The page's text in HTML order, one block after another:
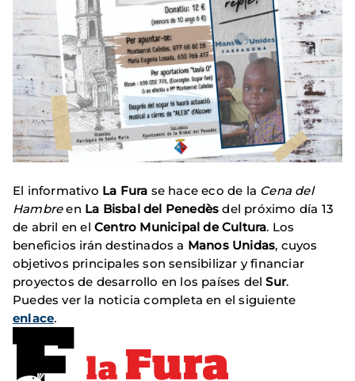
El informativo La Fura se hace eco de la Cena del
Hambreen La Bisbal del Penedès del próximo día 13
de abril en el Centro Municipal de Cultura. Los
beneficios irán destinados a Manos Unidas, cuyos
objetivos principales son sensibilizar y financiar
proyectos de desarrollo en los países delSur.
Puedes ver la noticia completa en el siguiente
enlace.